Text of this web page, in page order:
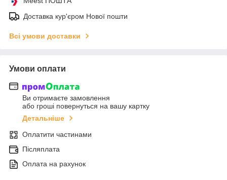
Доставка кур'єром Нової пошти
Всі умови доставки
Умови оплати
Ви отримаєте замовлення
або гроші повернуться на вашу картку
Детальніше
Оплатити частинами
Післяплата
Оплата на рахунок